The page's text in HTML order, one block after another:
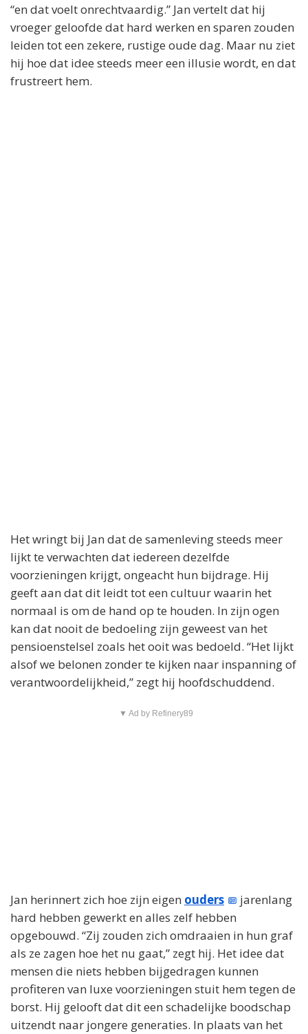
“en dat voelt onrechtvaardig.” Jan vertelt dat hij
vroeger geloofde dat hard werken en sparen zouden
leiden tot een zekere, rustige oude dag. Maar nu ziet
hij hoe dat idee steeds meer een illusie wordt, en dat
frustreert hem.
Het wringt bij Jan dat de samenleving steeds meer
lijkt te verwachten dat iedereen dezelfde
voorzieningen krijgt, ongeacht hun bijdrage. Hij
geeft aan dat dit leidt tot een cultuur waarin het
normaal is om de hand op te houden. In zijn ogen
kan dat nooit de bedoeling zijn geweest van het
pensioenstelsel zoals het ooit was bedoeld. “Het lijkt
alsof we belonen zonder te kijken naar inspanning of
verantwoordelijkheid,” zegt hij hoofdschuddend.
▼ Ad by Refinery89
Jan herinnert zich hoe zijn eigen ouders
jarenlang
hard hebben gewerkt en alles zelf hebben
opgebouwd. “Zij zouden zich omdraaien in hun graf
als ze zagen hoe het nu gaat,” zegt hij. Het idee dat
mensen die niets hebben bijgedragen kunnen
profiteren van luxe voorzieningen stuit hem tegen de
borst. Hij gelooft dat dit een schadelijke boodschap
uitzendt naar jongere generaties. In plaats van het